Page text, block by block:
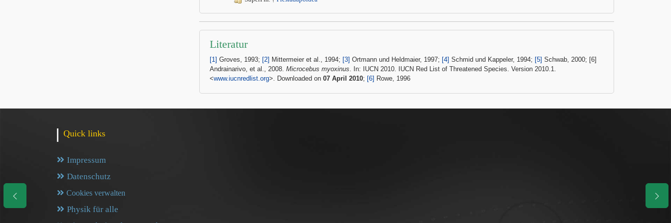
Literatur
[1] Groves, 1993; [2] Mittermeier et al., 1994; [3] Ortmann und Heldmaier, 1997; [4] Schmid und Kappeler, 1994; [5] Schwab, 2000; [6]
Andrainarivo, et al., 2008. Microcebus myoxinus. In: IUCN 2010. IUCN Red List of Threatened Species. Version 2010.1.
<www.iucnredlist.org>. Downloaded on 07 April 2010; [6] Rowe, 1996
Quick links
Impressum
Datenschutz
Cookies verwalten
Physik für alle